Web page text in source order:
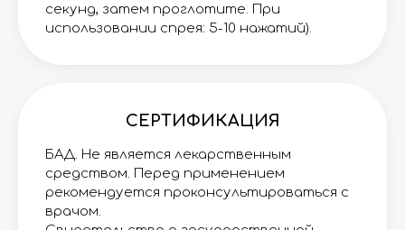
секунд, затем проглотите. При
использовании спрея: 5-10 нажатий).
СЕРТИФИКАЦИЯ
БАД. Не является лекарственным
средством. Перед применением
рекомендуется проконсультироваться с
врачом.